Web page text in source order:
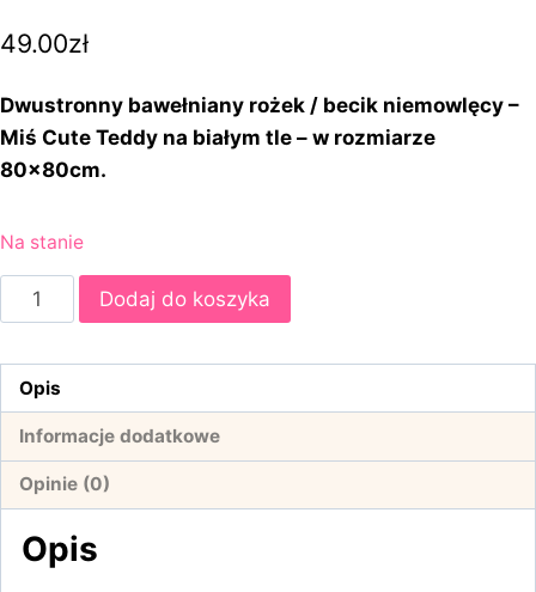
49.00zł
Dwustronny bawełniany rożek / becik niemowlęcy –
Miś Cute Teddy na białym tle – w rozmiarze
80x80cm.
Na stanie
ilość
Rożek
niemowlęcy
bawełniany
Miś
Cute
Teddy
Dodaj do koszyka
Opis
Informacje dodatkowe
Opinie (0)
Opis